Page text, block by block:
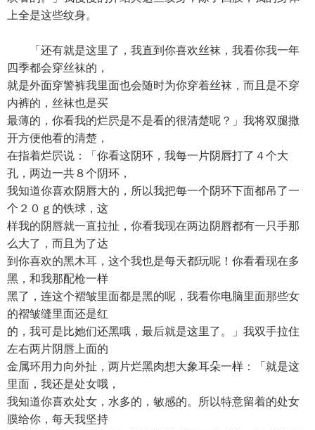
上全是这些纹身。
「还有就是这里了，我直到你喜欢丝袜，我看你我一年
四季都会穿丝袜的，
就是外面穿警裤我里面也会随时为你穿着丝袜，而且是不穿
内裤的，丝袜也是买
最薄的，你看我的烂屄是不是看的很清楚呢？」我将双腿撒
开方便他看的清楚，
在指着烂屄说：「你看这阴环，我每一片阴唇打了４个大
孔，两边一共８个阴环，
我知道你喜欢阴唇大的，所以我把每一个阴环下面都吊了一
个２０ｇ的铁球，这
样我的阴唇就一直拉扯，你看我现在两边阴唇都有一只手那
么大了，而且为了达
到你喜欢的黑木耳，这个我也是每天都玩呢！你看看现在多
黑，和我那配枪一样
黑了，连这个褶皱里面都是黑的呢，我看你电脑里面那些女
的褶皱缝里面还是红
的，我可是比她们还黑哦，最后就是这里了。」我双手拉住
左右两片阴唇上面的
金属环用力向外扯，两片烂黑肉想大象耳朵一样：「就是这
里面，我还是处女哦，
我知道你喜欢处女，水多的，敏感的。所以特意留着的处女
膜给你，每天我坚持